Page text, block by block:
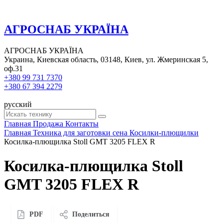
АГРОСНАБ УКРАЇНА
АГРОСНАБ УКРАЇНА
Украина, Киевская область, 03148, Киев, ул. Жмеринская 5,
оф.31
+380 99 731 7370
+380 67 394 2279
русский
Главная Продажа Контакты
Главная Техника для заготовки сена Косилки-плющилки
Косилка-плющилка Stoll GMT 3205 FLEX R
Косилка-плющилка Stoll
GMT 3205 FLEX R
PDF Поделиться